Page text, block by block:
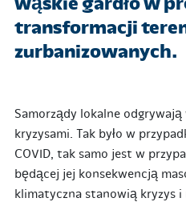
transformacji
zurbanizowanych.
Samorządy lokalne
kryzysami. Tak było w
COVID, tak samo jest w
będącej jej konsekwencją
klimatyczna stanowią kryzys